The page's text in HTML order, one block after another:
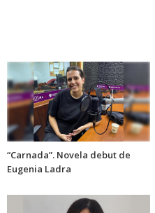
“Carnada”. Novela debut de
Eugenia Ladra